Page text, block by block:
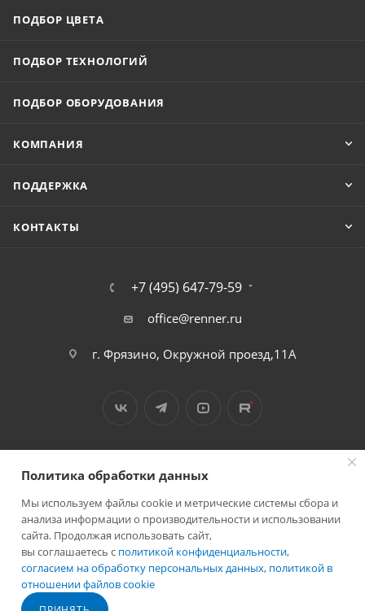
ПОДБОР ЦВЕТА
ПОДБОР ТЕХНОЛОГИЙ
ПОДБОР ОБОРУДОВАНИЯ
КОМПАНИЯ
ПОДДЕРЖКА
КОНТАКТЫ
+7 (495) 647-79-59
office@renner.ru
г. Фрязино, Окружной проезд,11А
2026 © Лига - каталог лакокрасочных покрытий
Политика обработки данных
Мы используем файлы cookie и метрические системы сбора и
анализа информации о производительности и использовании
сайта. Продолжая использовать сайт,
вы соглашаетесь с политикой конфиденциальности,
согласием на обработку персональных данных, политикой в
отношении файлов cookie